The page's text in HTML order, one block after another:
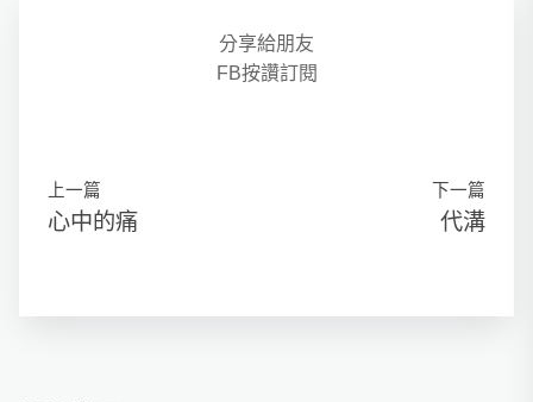
分享給朋友
FB按讚訂閱
上一篇
心中的痛
下一篇
代溝